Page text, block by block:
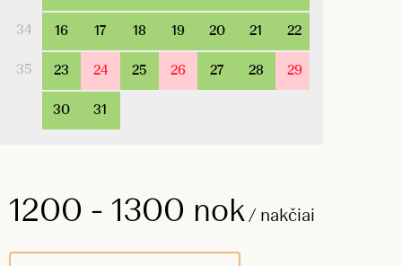
34
35
16 17 18 19 20 21 22
23 24 25 26 27 28 29
30 31
1200 - 1300 nok/ nakčiai